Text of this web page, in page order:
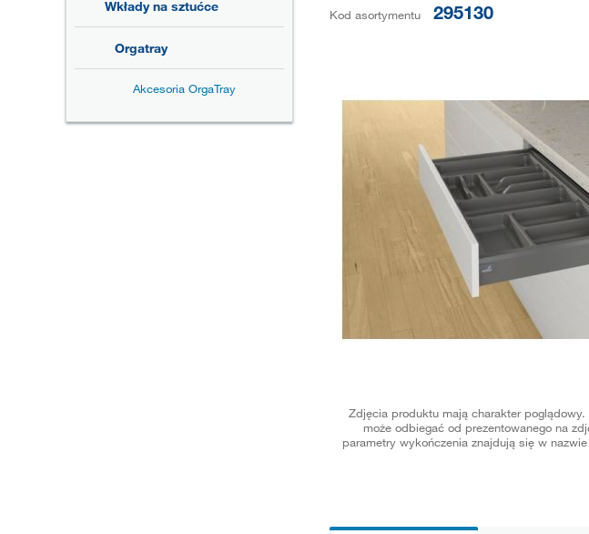
Wkłady na sztućce
Orgatray
Akcesoria OrgaTray
Kod asortymentu 295130
Zdjęcia produktu mają charakter
może odbiegać od prezentowanego na
parametry wykończenia znajdują się w